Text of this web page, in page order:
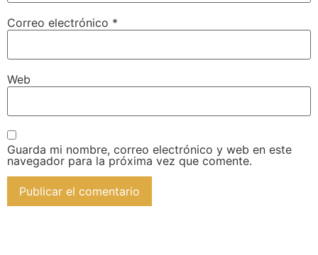
Correo electrónico *
Web
Guarda mi nombre, correo electrónico y web en este
navegador para la próxima vez que comente.